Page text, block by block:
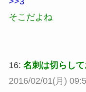
そこだよね
16: 名刺は切らし
2016/02/01(月)